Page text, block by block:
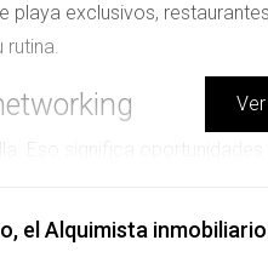
playa exclusivos,
rutina.
el Alquimista inmobiliario